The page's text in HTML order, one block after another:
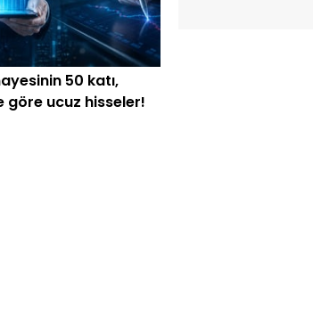
50 katı,
göre ucuz hisseler!